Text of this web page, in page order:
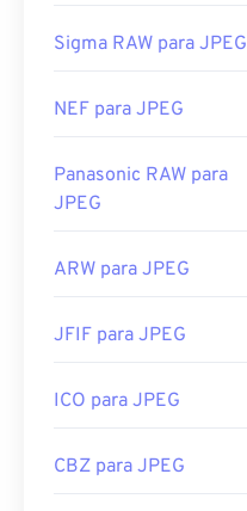
Sigma RAW para JPEG
NEF para JPEG
Panasonic RAW para
JPEG
ARW para JPEG
JFIF para JPEG
ICO para JPEG
CBZ para JPEG